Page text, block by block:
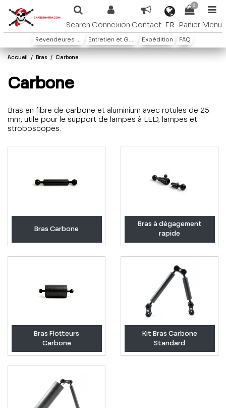
Search Connexion Contact FR
0
Panier Menu
Revendeures ou distributeures Entretien et Garantie Expédition FAQ
Accueil Bras Carbone
Carbone
Bras en fibre de carbone et aluminium avec rotules de 25
mm, utile pour le support de lampes à LED, lampes et
stroboscopes.
Bras Carbone
Bras à dégagement
rapide
Bras Flotteurs
Carbone
Kit Bras Carbone
Standard